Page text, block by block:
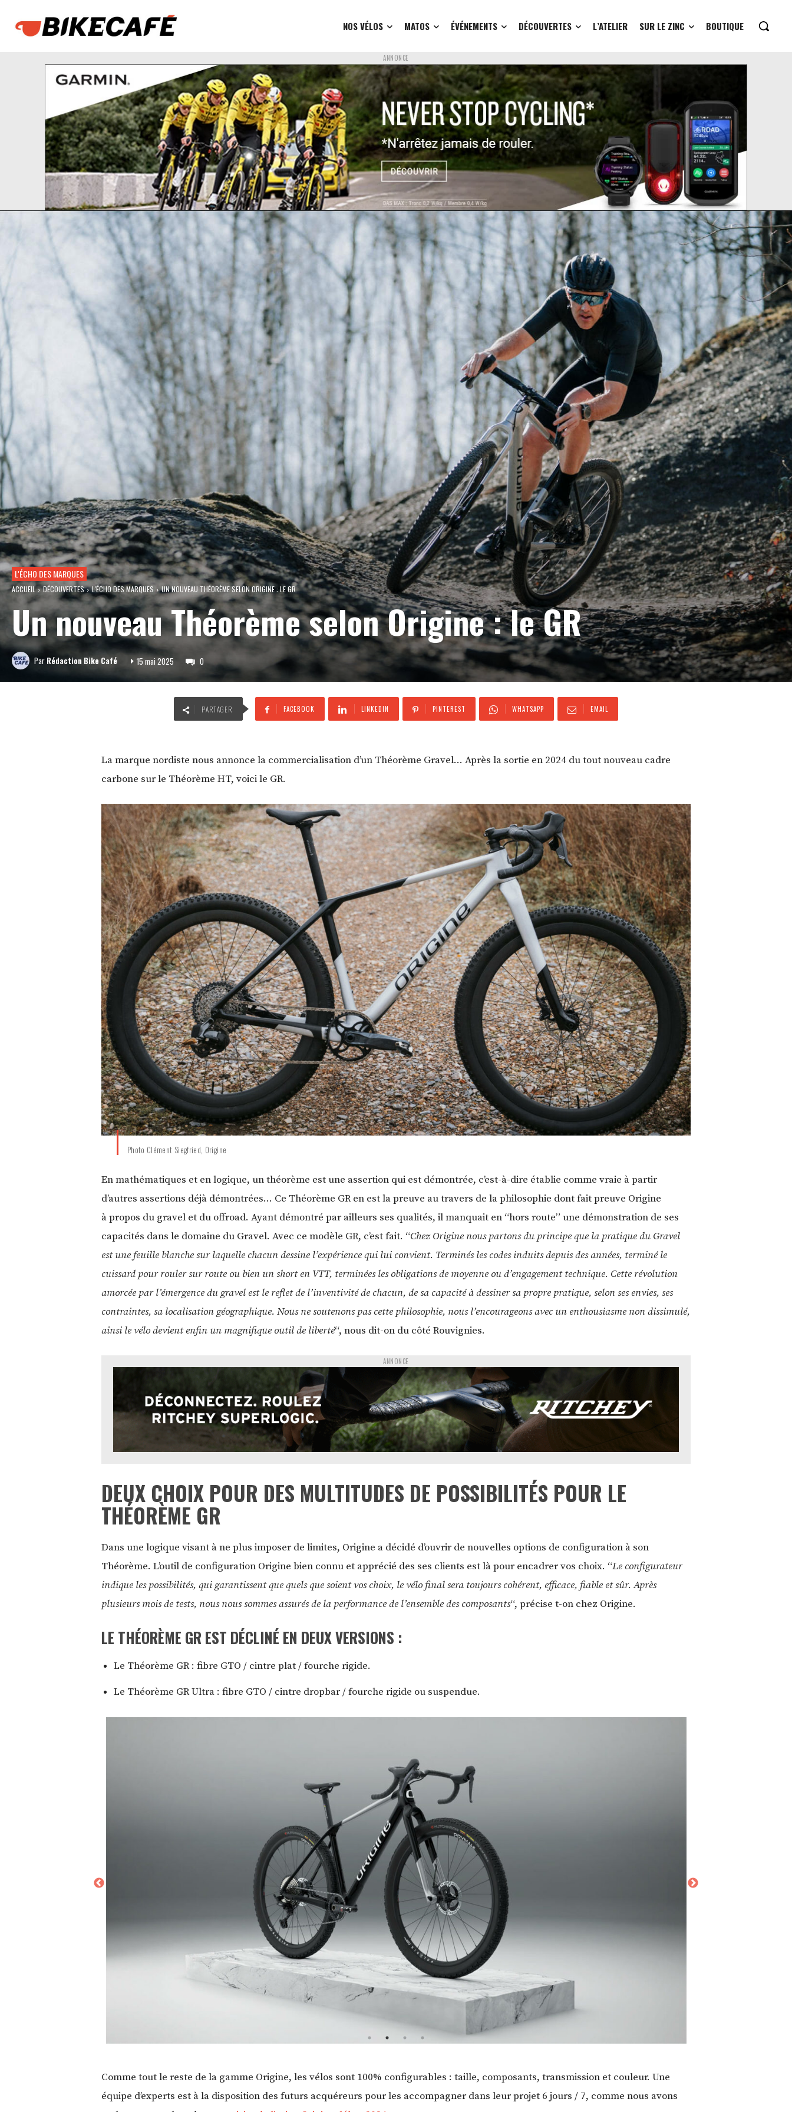
NOS VÉLOS MATOS ÉVÉNEMENTS DÉCOUVERTES L’ATELIER SUR LE ZINC BOUTIQUE
ANNONCE
L'ÉCHO DES MARQUES
ACCUEIL DÉCOUVERTES L'ÉCHO DES MARQUES UN NOUVEAU THÉORÈME SELON ORIGINE : LE GR
Un nouveau Théorème selon Origine : le GR
Par Rédaction Bike Café 15 mai 2025 0
PARTAGER FACEBOOK LINKEDIN PINTEREST WHATSAPP EMAIL
La marque nordiste nous annonce la commercialisation d’un Théorème Gravel… Après la sortie en 2024 du tout nouveau cadre
carbone sur le Théorème HT, voici le GR.
Photo Clément Siegfried, Origine
En mathématiques et en logique, un théorème est une assertion qui est démontrée, c’est-à-dire établie comme vraie à partir
d’autres assertions déjà démontrées… Ce Théorème GR en est la preuve au travers de la philosophie dont fait preuve Origine
à propos du gravel et du offroad. Ayant démontré par ailleurs ses qualités, il manquait en “hors route” une démonstration de ses
capacités dans le domaine du Gravel. Avec ce modèle GR, c’est fait. “Chez Origine nous partons du principe que la pratique du Gravel
est une feuille blanche sur laquelle chacun dessine l’expérience qui lui convient. Terminés les codes induits depuis des années, terminé le
cuissard pour rouler sur route ou bien un short en VTT, terminées les obligations de moyenne ou d’engagement technique. Cette révolution
amorcée par l’émergence du gravel est le reflet de l’inventivité de chacun, de sa capacité à dessiner sa propre pratique, selon ses envies, ses
contraintes, sa localisation géographique. Nous ne soutenons pas cette philosophie, nous l’encourageons avec un enthousiasme non dissimulé,
ainsi le vélo devient enfin un magnifique outil de liberté“, nous dit-on du côté Rouvignies.
ANNONCE
DEUX CHOIX POUR DES MULTITUDES DE POSSIBILITÉS POUR LE
THÉORÈME GR
Dans une logique visant à ne plus imposer de limites, Origine a décidé d’ouvrir de nouvelles options de configuration à son
Théorème. L’outil de configuration Origine bien connu et apprécié des ses clients est là pour encadrer vos choix. “Le configurateur
indique les possibilités, qui garantissent que quels que soient vos choix, le vélo final sera toujours cohérent, efficace, fiable et sûr. Après
plusieurs mois de tests, nous nous sommes assurés de la performance de l’ensemble des composants“, précise t-on chez Origine.
LE THÉORÈME GR EST DÉCLINÉ EN DEUX VERSIONS :
Le Théorème GR : fibre GTO / cintre plat / fourche rigide.
Le Théorème GR Ultra : fibre GTO / cintre dropbar / fourche rigide ou suspendue.
Comme tout le reste de la gamme Origine, les vélos sont 100% configurables : taille, composants, transmission et couleur. Une
équipe d’experts est à la disposition des futurs acquéreurs pour les accompagner dans leur projet 6 jours / 7, comme nous avons